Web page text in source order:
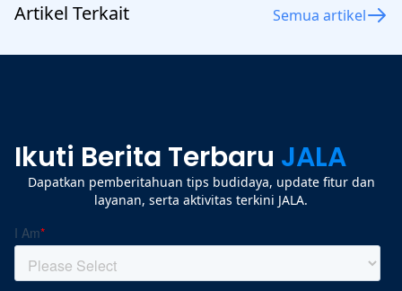
Artikel Terkait Semua artikel
Ikuti Berita Terbaru JALA
Dapatkan pemberitahuan tips budidaya, update fitur dan
layanan, serta aktivitas terkini JALA.